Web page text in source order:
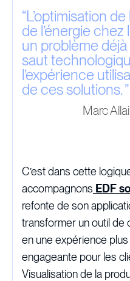
“L’optimisation
de l’énergie
un problème déjà
saut
l’expérience
de ces solutions.”
Marc
C’est dans cette
accompagnons EDF
refonte de son
transformer un outil de
en une expérience
engageante pour les
Visualisation de la